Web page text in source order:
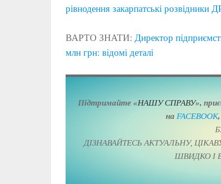
рівнодення закарпатські
ВАРТО ЗНАТИ: Директор
млн грн: відомі деталі
Підтримайте «НАШУ СПРАВУ»,
на FACEBOOK
ДІЗНАВАЙТЕСЬ АКТУАЛЬНУ,
ШВИДКО І